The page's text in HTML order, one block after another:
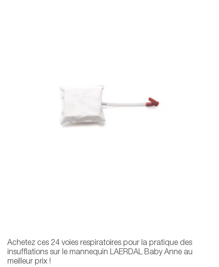
Achetez ces 24 voies respiratoires pour la pratique des
insufflations sur le mannequin LAERDAL Baby Anne au
meilleur prix !